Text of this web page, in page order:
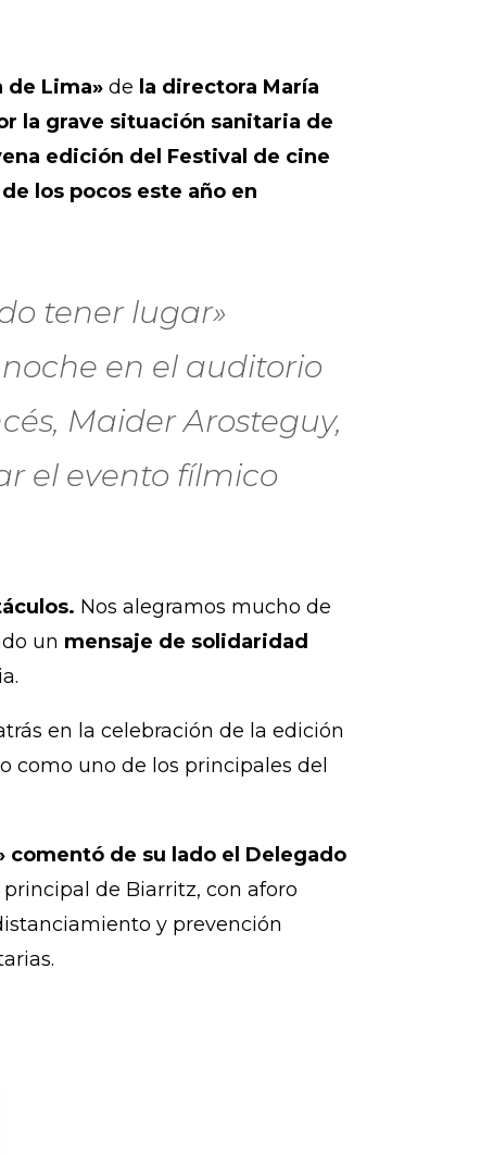
de Lima» de la directora María
la grave situación sanitaria de
edición del Festival de cine
los pocos este año en
tener lugar»
en el auditorio
Maider Arosteguy,
el evento fílmico
Nos alegramos mucho de
un mensaje de solidaridad
en la celebración de la edición
como uno de los principales del
de su lado el Delegado
de Biarritz, con aforo
y prevención